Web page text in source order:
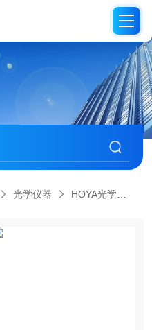
光学仪器 HOYA光学